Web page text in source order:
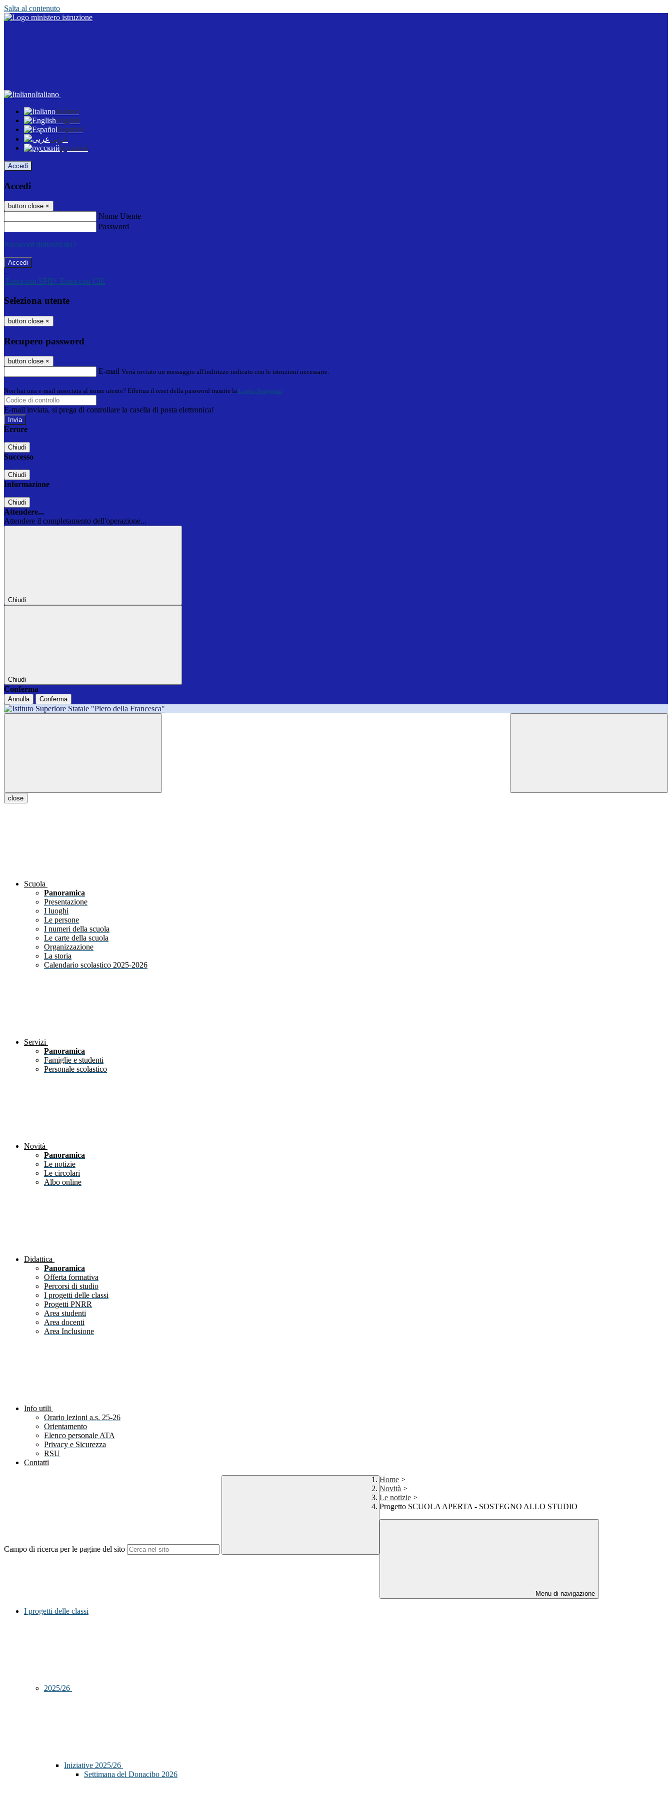
Salta al contenuto
Italiano
Italiano
English
Español
عربى
русский
Accedi
Accedi
button close ×
Nome Utente
Password
Password dimenticata?
-
Entra con SPID Entra con CIE
Seleziona utente
button close ×
Recupero password
button close ×
E-mail Verrà inviato un messaggio all'indirizzo indicato con le istruzioni necessarie.
Non hai una e-mail associata al nome utente? Effettua il reset della password tramite la Login Spaggiari
E-mail inviata, si prega di controllare la casella di posta elettronica!
Errore
Chiudi
Successo
Chiudi
Informazione
Chiudi
Attendere...
Attendere il completamento dell'operazione...
Chiudi
Chiudi
Conferma
Annulla Conferma
close
Scuola
Panoramica
Presentazione
I luoghi
Le persone
I numeri della scuola
Le carte della scuola
Organizzazione
La storia
Calendario scolastico 2025-2026
Servizi
Panoramica
Famiglie e studenti
Personale scolastico
Novità
Panoramica
Le notizie
Le circolari
Albo online
Didattica
Panoramica
Offerta formativa
Percorsi di studio
I progetti delle classi
Progetti PNRR
Area studenti
Area docenti
Area Inclusione
Info utili
Orario lezioni a.s. 25-26
Orientamento
Elenco personale ATA
Privacy e Sicurezza
RSU
Contatti
Campo di ricerca per le pagine del sito
Home >
Novità >
Le notizie >
Progetto SCUOLA APERTA - SOSTEGNO ALLO STUDIO
Menu di navigazione
I progetti delle classi
2025/26
Iniziative 2025/26
Settimana del Donacibo 2026